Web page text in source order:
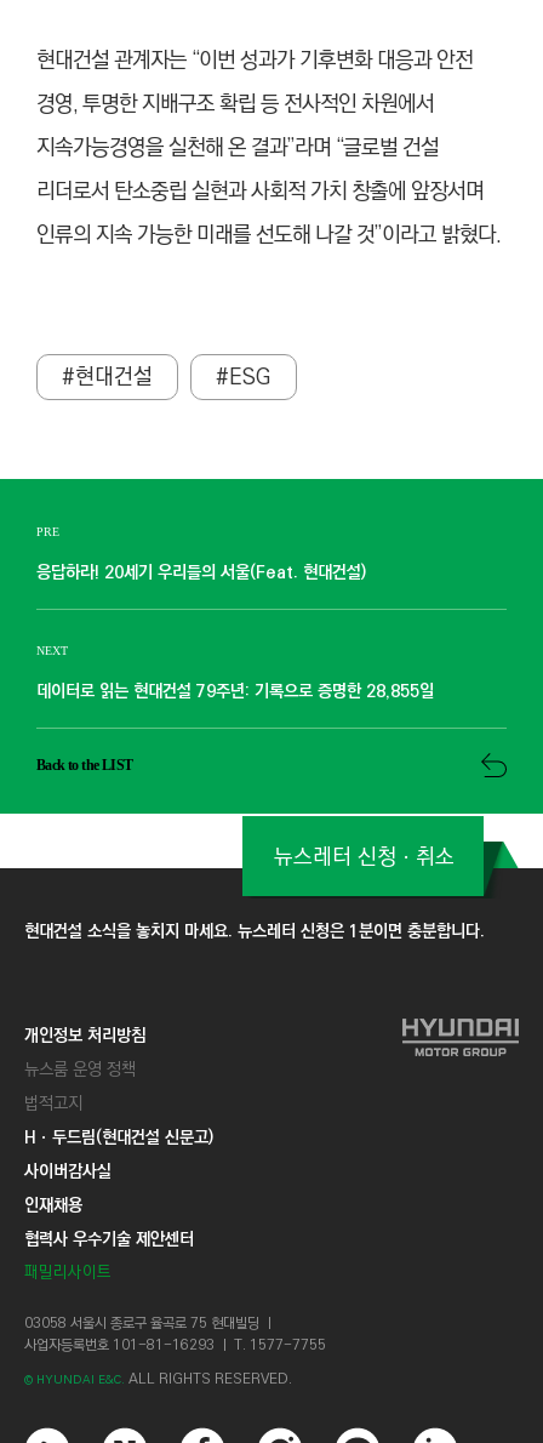
현대건설 관계자는 “이번 성과가 기후변화 대응과 안전
경영, 투명한 지배구조 확립 등 전사적인 차원에서
지속가능경영을 실천해 온 결과”라며 “글로벌 건설
리더로서 탄소중립 실현과 사회적 가치 창출에 앞장서며
인류의 지속 가능한 미래를 선도해 나갈 것”이라고 밝혔다.
#현대건설 #ESG
PRE
응답하라! 20세기 우리들의 서울(Feat. 현대건설)
NEXT
데이터로 읽는 현대건설 79주년: 기록으로 증명한 28,855일
Back to the LIST
현대건설 소식을 놓치지 마세요. 뉴스레터 신청은 1분이면 충분합니다.
뉴스레터 신청ㆍ취소
개인정보 처리방침
뉴스룸 운영 정책
법적고지
Hㆍ두드림(현대건설 신문고)
사이버감사실
인재채용
협력사 우수기술 제안센터
패밀리사이트
03058 서울시 종로구 율곡로 75 현대빌딩 ㅣ
사업자등록번호 101-81-16293 ㅣ T. 1577-7755
© HYUNDAI E&C. ALL RIGHTS RESERVED.